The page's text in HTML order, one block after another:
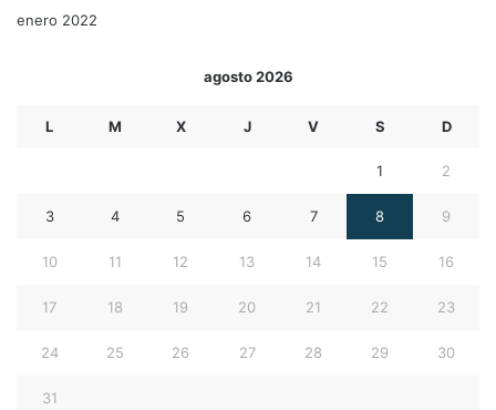
enero 2022
agosto 2026
L M X J V S D
1 2
3 4 5 6 7 8 9
10 11 12 13 14 15 16
17 18 19 20 21 22 23
24 25 26 27 28 29 30
31